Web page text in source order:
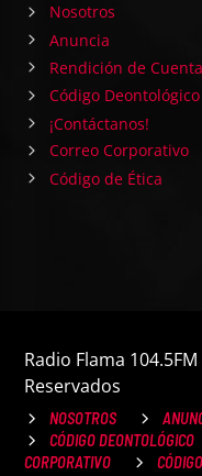
Nosotros
Anuncia
Rendición de
Código Deontológico
¡Contáctanos!
Correo Corporativo
Código de Ética
Radio Flama
Reservados
NOSOTROS
CÓDIGO DEONTOLÓGICO
CORPORATIVO